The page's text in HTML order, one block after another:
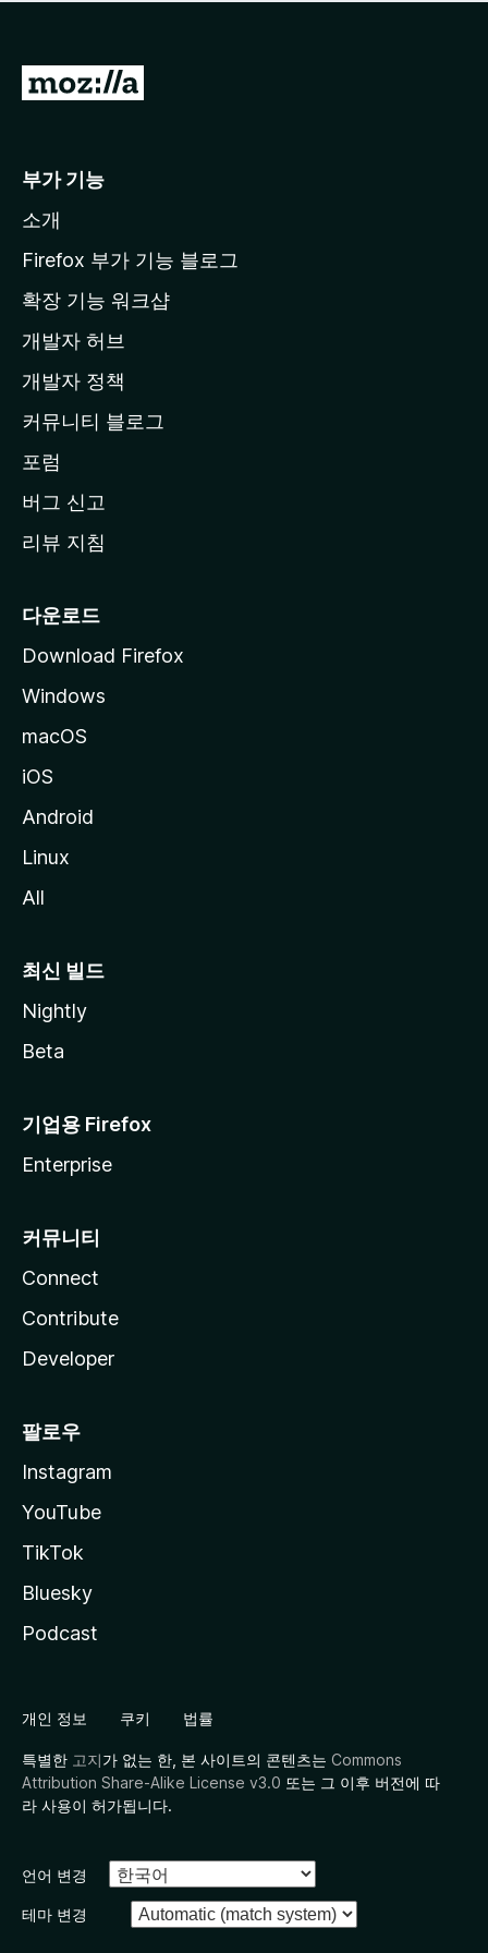
점
습
니
M
l
a
페
이
지
이
동
부가 기능
소개
Firefox 부가 기능 블로그
확장 기능 워크샵
개발자 허브
개발자 정책
커뮤니티 블로그
포럼
버그 신고
리뷰 지침
다운로드
Download Firefox
Windows
macOS
iOS
Android
Linux
All
최신 빌드
Nightly
Beta
기업용 Firefox
Enterprise
커뮤니티
Connect
Contribute
Developer
팔로우
Instagram
YouTube
TikTok
Bluesky
Podcast
개인 정보 쿠키 법률
특별한 고지가 없는 한, 본 사이트의 콘텐츠는 Commons
Attribution Share-Alike License v3.0 또는 그 이후 버전에 따
라 사용이 허가됩니다.
언어 변경
테마 변경